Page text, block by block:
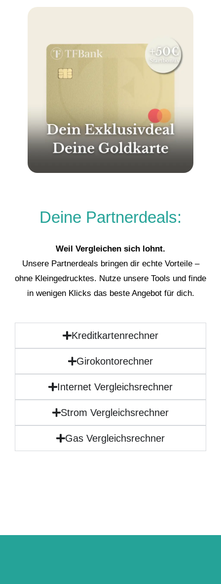
Deine Partnerdeals:
Weil Vergleichen sich lohnt.
Unsere Partnerdeals bringen dir echte Vorteile –
ohne Kleingedrucktes. Nutze unsere Tools und finde
in wenigen Klicks das beste Angebot für dich.
Kreditkartenrechner
Girokontorechner
Internet Vergleichsrechner
Strom Vergleichsrechner
Gas Vergleichsrechner